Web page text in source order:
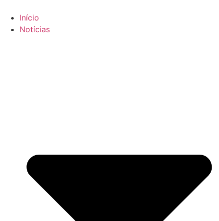
para
Início
Notícias